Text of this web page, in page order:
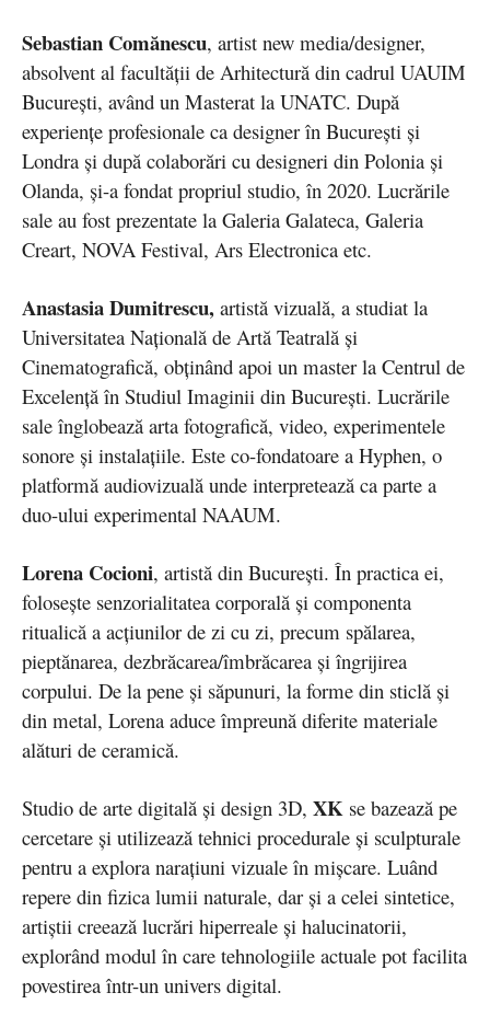
Sebastian Comănescu, artist new media/designer,
absolvent al facultății de Arhitectură din cadrul UAUIM
București, având un Masterat la UNATC. După
experiențe profesionale ca designer în București și
Londra și după colaborări cu designeri din Polonia și
Olanda, și-a fondat propriul studio, în 2020. Lucrările
sale au fost prezentate la Galeria Galateca, Galeria
Creart, NOVA Festival, Ars Electronica etc.
Anastasia Dumitrescu, artistă vizuală, a studiat la
Universitatea Națională de Artă Teatrală și
Cinematografică, obținând apoi un master la Centrul de
Excelență în Studiul Imaginii din București. Lucrările
sale înglobează arta fotografică, video, experimentele
sonore și instalațiile. Este co-fondatoare a Hyphen, o
platformă audiovizuală unde interpretează ca parte a
duo-ului experimental NAAUM.
Lorena Cocioni, artistă din București. În practica ei,
folosește senzorialitatea corporală și componenta
ritualică a acțiunilor de zi cu zi, precum spălarea,
pieptănarea, dezbrăcarea/îmbrăcarea și îngrijirea
corpului. De la pene și săpunuri, la forme din sticlă și
din metal, Lorena aduce împreună diferite materiale
alături de ceramică.
Studio de arte digitală și design 3D, XK se bazează pe
cercetare și utilizează tehnici procedurale și sculpturale
pentru a explora narațiuni vizuale în mișcare. Luând
repere din fizica lumii naturale, dar și a celei sintetice,
artiștii creează lucrări hiperreale și halucinatorii,
explorând modul în care tehnologiile actuale pot facilita
povestirea într-un univers digital.